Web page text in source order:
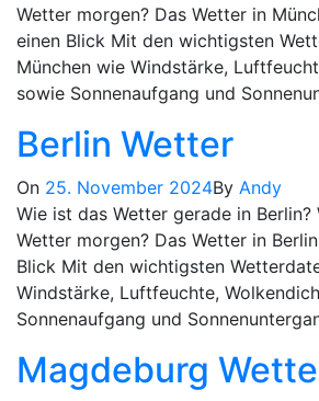
Wetter morgen? Das Wetter in
einen Blick Mit den wichtigsten
München wie Windstärke,
sowie Sonnenaufgang und
Berlin Wetter
On 25. November 2024By Andy
Wie ist das Wetter gerade in Berlin?
Wetter morgen? Das Wetter in
Blick Mit den wichtigsten
Windstärke, Luftfeuchte,
Sonnenaufgang und
Magdeburg